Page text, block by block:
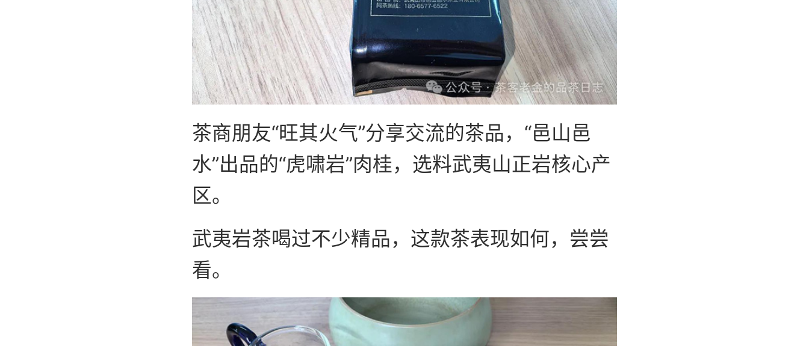
茶商朋友“旺其火气”分享交流的茶品，“邑山邑
水”出品的“虎啸岩”肉桂，选料武夷山正岩核心产
区。
武夷岩茶喝过不少精品，这款茶表现如何，尝尝
看。